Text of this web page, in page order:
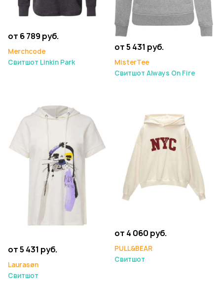
от 6 789 руб.
Merchcode
Свитшот Linkin Park
от 5 431 руб.
MisterTee
Свитшот Always On Fire
от 5 431 руб.
Laurasøn
Свитшот
от 4 060 руб.
PULL&BEAR
Свитшот